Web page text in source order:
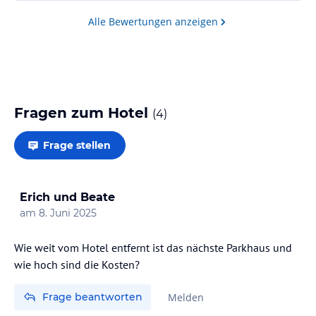
Alle Bewertungen anzeigen
Fragen zum Hotel (4)
Frage stellen
Erich und Beate
am 8. Juni 2025
Wie weit vom Hotel entfernt ist das nächste Parkhaus und
wie hoch sind die Kosten?
Frage beantworten Melden